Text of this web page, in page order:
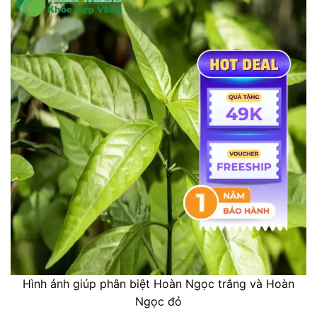
Hình ảnh giúp phân biệt Hoàn Ngọc trắng và Hoàn
Ngọc đỏ